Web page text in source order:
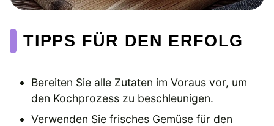
TIPPS FÜR DEN ERFOLG
Bereiten Sie alle Zutaten im Voraus vor, um
den Kochprozess zu beschleunigen.
Verwenden Sie frisches Gemüse für den